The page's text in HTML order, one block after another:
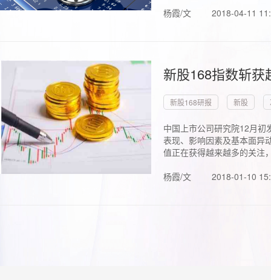
杨霞/文 2018-04-11
新股168指数斩
新股168研报 新股
中国上市公司研究院12月初
表现、影响因素及基本面异
值正在获得越来越多的关注
杨霞/文
2018-01-10